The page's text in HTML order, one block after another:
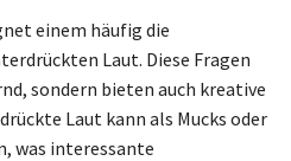
einem häufig die
Laut. Diese Fragen
sondern bieten auch kreative
Laut kann als Mucks oder
was interessante